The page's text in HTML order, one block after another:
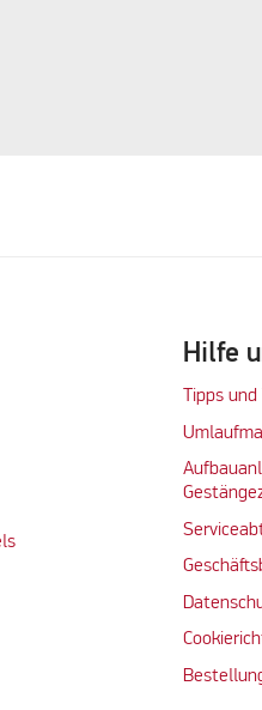
Hilfe
Tipps und